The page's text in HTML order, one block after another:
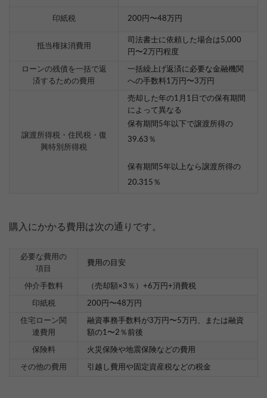
印紙税 200円〜48万円
抵当権抹消費用
司法書士に依頼した場合は5,000
円〜2万円程度
ローンの残債を一括で返
済するための費用
一括繰上げ返済に必要な金融機関
への手数料1万円〜3万円
譲渡所得税・住民税・復
興特別所得税
売却した年の1月1日での保有期間
によって異なる
保有期間5年以下で譲渡所得の
39.63％
保有期間5年以上なら譲渡所得の
20.315％
購入にかかる費用は次の通りです。
必要な費用の
項目
費用の目安
仲介手数料 （売却額×3％）+6万円+消費税
印紙税 200円〜48万円
住宅ローン関
連費用
融資事務手数料が3万円〜5万円、または融資
額の1〜2％前後
保険料 火災保険や地震保険などの費用
その他の費用 引越し費用や固定資産税などの税金